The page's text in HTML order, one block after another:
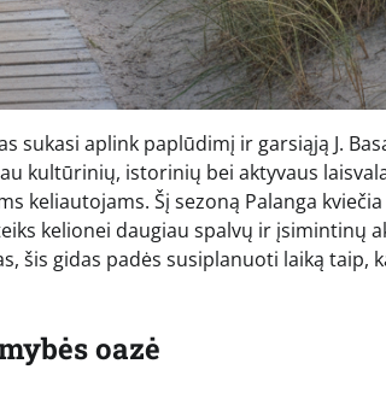
sukasi aplink paplūdimį ir garsiąją J.
kultūrinių, istorinių bei aktyvaus
keliautojams. Šį sezoną Palanga
kelionei daugiau spalvų ir įsimintinų
šis gidas padės susiplanuoti laiką taip,
oazė